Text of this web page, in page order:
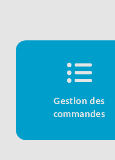
Gestion des
commandes